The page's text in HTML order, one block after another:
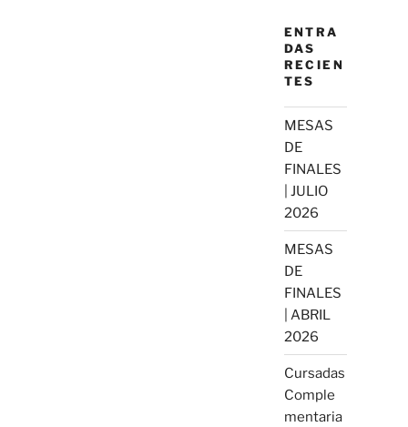
ENTRA
DAS
RECIEN
TES
MESAS
DE
FINALES
| JULIO
2026
MESAS
DE
FINALES
| ABRIL
2026
Cursadas
Comple
mentaria